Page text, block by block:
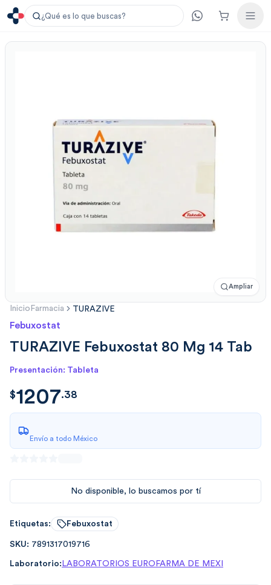
¿Qué es lo que buscas?
Ampliar
Inicio Farmacia TURAZIVE
Febuxostat
TURAZIVE Febuxostat 80 Mg 14 Tab
Presentación: Tableta
$1207.3873119041
$1207.38
Envío a todo México
No disponible, lo buscamos por tí
Etiquetas: Febuxostat
SKU: 7891317019716
Laboratorio: LABORATORIOS EUROFARMA DE MEXI